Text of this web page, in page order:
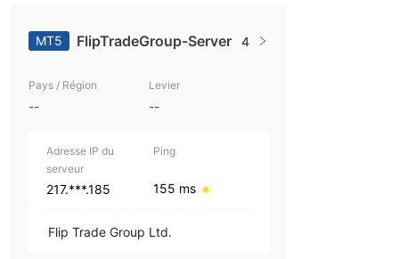
MT5 FlipTradeGroup-Server 4
Pays / Région
--
Levier
--
Adresse IP du
serveur
217.***.185
Ping
155 ms
Flip Trade Group Ltd.